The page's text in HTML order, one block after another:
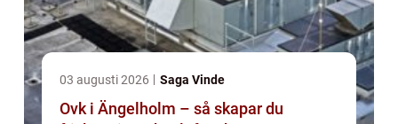
03 augusti 2026 Saga Vinde
Ovk i Ängelholm – så skapar du